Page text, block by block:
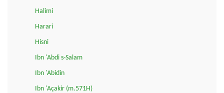
Halimi
Harari
Hisni
Ibn 'Abdi s-Salam
Ibn 'Abidin
Ibn 'Açakir (m.571H)